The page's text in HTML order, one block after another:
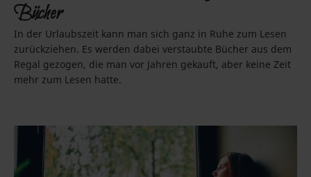
Bücher
In der Urlaubszeit kann man sich ganz in Ruhe zum Lesen
zurückziehen. Es werden dabei verstaubte Bücher aus dem
Regal gezogen, die man vor Jahren gekauft, aber keine Zeit
mehr zum Lesen hatte.